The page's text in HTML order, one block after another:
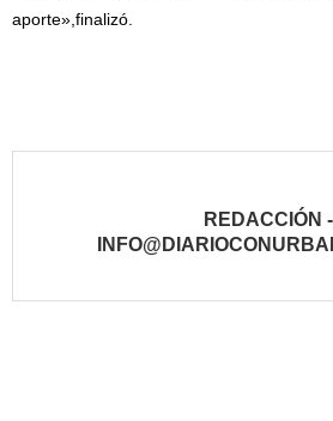
aporte»,finalizó.
REDACCIÓN -